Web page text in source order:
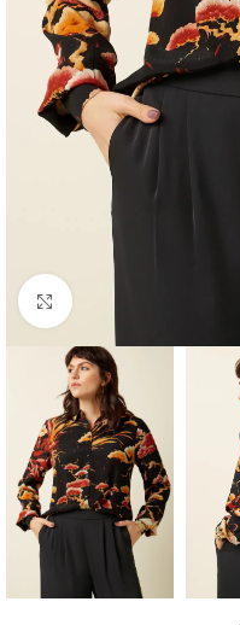
Click to enlarge